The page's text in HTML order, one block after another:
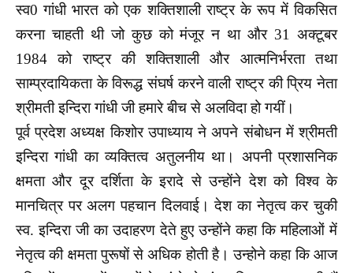
स्व0 गांधी भारत को एक शक्तिशाली राष्ट्र के रूप में विकसित
करना चाहती थी जो कुछ को मंजूर न था और 31 अक्टूबर
1984 को राष्ट्र की शक्तिशाली और आत्मनिर्भरता तथा
साम्प्रदायिकता के विरूद्ध संघर्ष करने वाली राष्ट्र की प्रिय नेता
श्रीमती इन्दिरा गांधी जी हमारे बीच से अलविदा हो गयीं।
पूर्व प्रदेश अध्यक्ष किशोर उपाध्याय ने अपने संबोधन में श्रीमती
इन्दिरा गांधी का व्यक्तित्व अतुलनीय था। अपनी प्रशासनिक
क्षमता और दूर दर्शिता के इरादे से उन्होंने देश को विश्व के
मानचित्र पर अलग पहचान दिलवाई। देश का नेतृत्व कर चुकी
स्व. इन्दिरा जी का उदाहरण देते हुए उन्होंने कहा कि महिलाओं में
नेतृत्व की क्षमता पुरूषों से अधिक होती है। उन्होने कहा कि आज